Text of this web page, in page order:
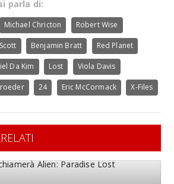
parla di:
Michael Chricton Robert Wise
Benjamin Bratt Red Planet
Da Kim Lost Viola Davis
24 Eric McCormack X-Files